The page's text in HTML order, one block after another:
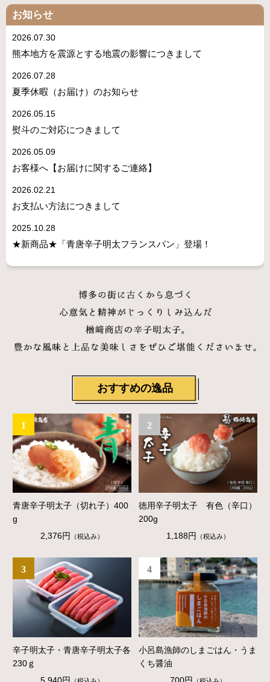
お知らせ
2026.07.30
熊本地方を震源とする地震の影響につきまして
2026.07.28
夏季休暇（お届け）のお知らせ
2026.05.15
熨斗のご対応につきまして
2026.05.09
お客様へ【お届けに関するご連絡】
2026.02.21
お支払い方法につきまして
2025.10.28
★新商品★「青唐辛子明太フランスパン」登場！
おすすめの逸品
1
青唐辛子明太子（切れ子）400
g
2,376円
（税込み）
2
徳用辛子明太子 有色（辛口）
200g
1,188円
（税込み）
3
辛子明太子・青唐辛子明太子各
230ｇ
5,940円 （税込み）
4
小呂島漁師のしまごはん・うま
くち醤油
700円
（税込み）